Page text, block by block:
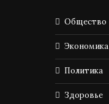
Общество
Экономика
Политика
Здоровье